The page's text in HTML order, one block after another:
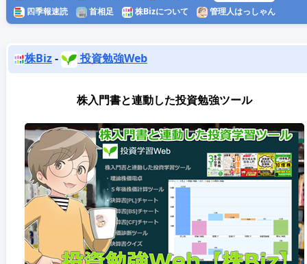
四季報速読
首相足 株Bizについて 管理人はっしゃん
株Biz- 投資勉強Web
株入門書と連動した投資勉強ツール